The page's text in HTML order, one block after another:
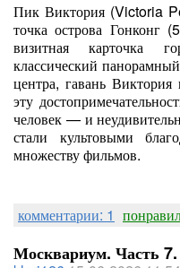
Пик Виктория (Victoria
точка острова Гонконг
визитная карточка
классический панорамный
центра, гавань Виктория
эту
человек — и
стали культовыми
множествуфильмов.
комментарии: 1
Москвариум. Часть 7.